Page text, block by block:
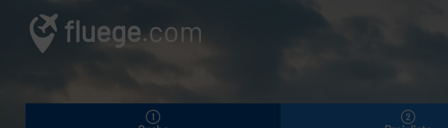
fluege.com